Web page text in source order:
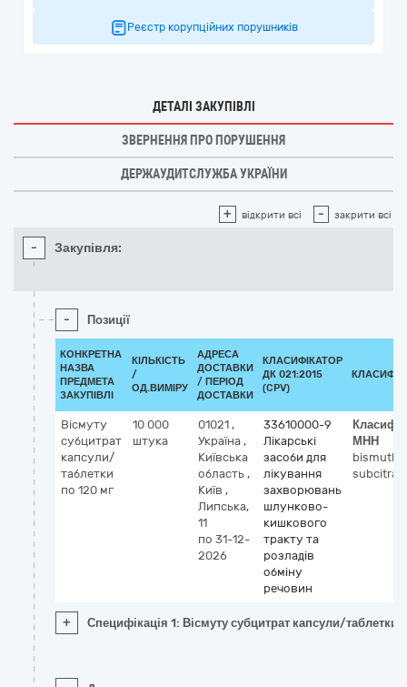
Реєстр корупційних порушників
ДЕТАЛІ ЗАКУПІВЛІ
ЗВЕРНЕННЯ ПРО ПОРУШЕННЯ
ДЕРЖАУДИТСЛУЖБА УКРАЇНИ
+ відкрити всі - закрити всі
- Закупівля:
- Позиції
КОНКРЕТНА
НАЗВА
ПРЕДМЕТА
ЗАКУПІВЛІ
КІЛЬКІСТЬ
/
ОД.ВИМІРУ
АДРЕСА
ДОСТАВКИ
/ ПЕРІОД
ДОСТАВКИ
КЛАСИФІКАТОР
ДК 021:2015
(CPV)
Вісмуту
субцитрат
капсули/
таблетки
по 120 мг
10 000
штука
01021 ,
Україна ,
Київська
область ,
Київ ,
Липська,
11
по 31-12-
2026
33610000-9
Лікарські
засоби для
лікування
захворювань
шлунково-
кишкового
тракту та
розладів
обміну
речовин
МНН
bismuth
+ Специфікація 1: Вісмуту субцитрат капсули/таблетки